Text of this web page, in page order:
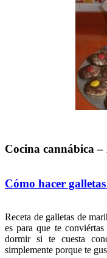
Cocina cannábica –
Cómo hacer
Receta de galletas de
es para que te
dormir si te cuesta
simplemente porque te